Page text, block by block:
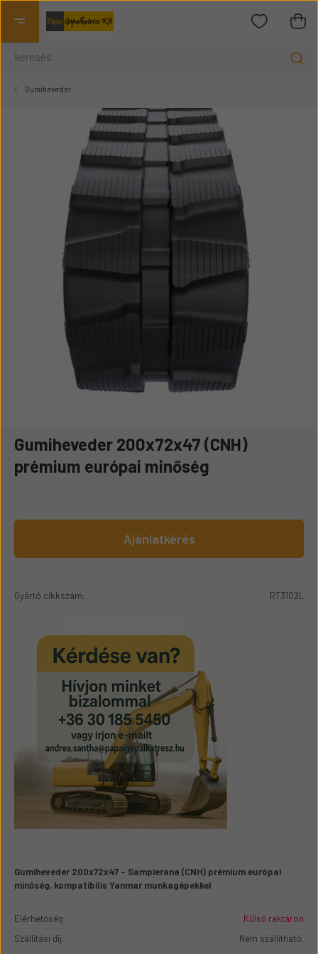
Gumiheveder
Gumiheveder 200x72x47 (CNH)
prémium európai minőség
Ajánlatkérés
Gyártó cikkszám: RT3102L
Gumiheveder 200x72x47 – Sampierana (CNH) prémium európai
minőség, kompatibilis Yanmar munkagépekkel
Elérhetőség:
Külső raktáron
Szállítási díj:
Nem szállítható.